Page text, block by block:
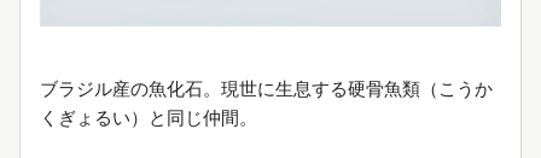
ブラジル産の魚化石。現世に生息する硬骨魚類（こうか
くぎょるい）と同じ仲間。